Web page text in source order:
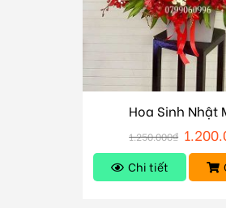
Hoa Sinh Nhật
1.250.000₫
Chi tiết